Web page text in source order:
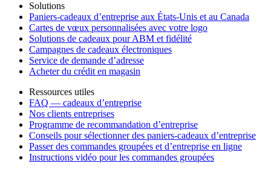
Solutions
Paniers-cadeaux d’entreprise aux États-Unis et au Canada
Cartes de vœux personnalisées avec votre logo
Solutions de cadeaux pour ABM et fidélité
Campagnes de cadeaux électroniques
Service de demande d’adresse
Acheter du crédit en magasin
Ressources utiles
FAQ — cadeaux d’entreprise
Nos clients entreprises
Programme de recommandation d’entreprise
Conseils pour sélectionner des paniers-cadeaux d’entreprise
Passer des commandes groupées et d’entreprise en ligne
Instructions vidéo pour les commandes groupées